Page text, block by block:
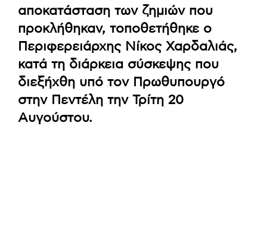
αποκατάσταση των ζημιών που
προκλήθηκαν, τοποθετήθηκε ο
Περιφερειάρχης Νίκος Χαρδαλιάς,
κατά τη διάρκεια σύσκεψης που
διεξήχθη υπό τον Πρωθυπουργό
στην Πεντέλη την Τρίτη 20
Αυγούστου.